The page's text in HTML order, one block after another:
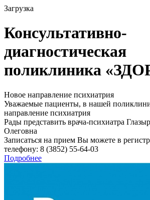
Загрузка
Консультативно-
диагностическая
поликлиника
Новое направление психиатрия
Уважаемые пациенты, в нашей
направление психиатрия
Рады представить врача-психиатра
Олеговна
Записаться на прием Вы можете в
телефону: 8 (3852) 55-64-03
Подробнее